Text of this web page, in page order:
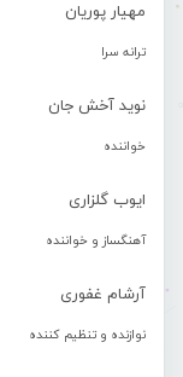
مهیار پوریان
ترانه سرا
نوید آخش جان
خواننده
ایوب گلزاری
آهنگساز و خواننده
آرشام غفوری
نوازنده و تنظیم کننده